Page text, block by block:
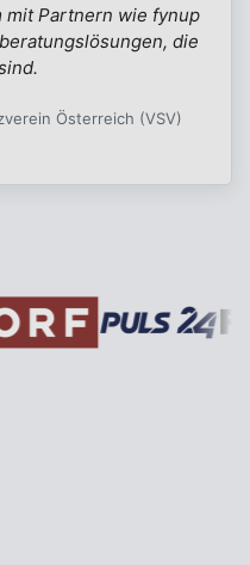
mit Partnern wie fynup
die
Österreich (VSV)